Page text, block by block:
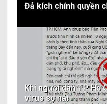
Đả kích chính quyền
Khi người dân TP Hồ
virus sợ hãi